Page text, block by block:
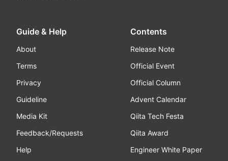
Guide & Help
About
Terms
Privacy
Guideline
Media Kit
Feedback/Requests
Help
Contents
Release Note
Official Event
Official Column
Advent Calendar
Qiita Tech Festa
Qiita Award
Engineer White Paper